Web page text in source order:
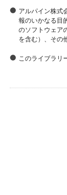
アルパイン株式
報のいかなる目
のソフトウェア
を含む）、その
このライブラリ